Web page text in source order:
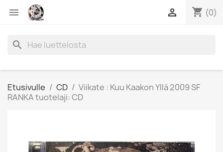
 shopping_cart (0)

search
Etusivulle CD
Viikate : Kuu Kaakon Yllä 2009 SF
RANKA tuotelaji: CD